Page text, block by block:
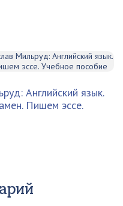
Английский язык.
Пишем эссе.